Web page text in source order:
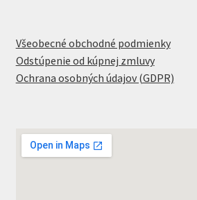
Všeobecné obchodné podmienky
Odstúpenie od kúpnej zmluvy
Ochrana osobných údajov (GDPR)